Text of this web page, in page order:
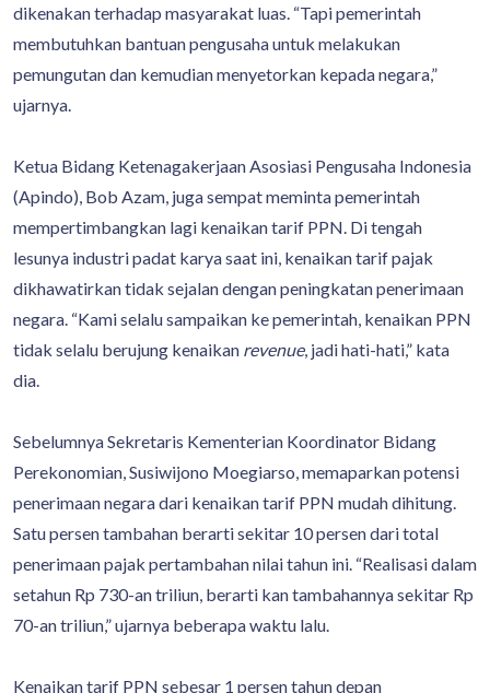
dikenakan terhadap masyarakat luas. “Tapi pemerintah
membutuhkan bantuan pengusaha untuk melakukan
pemungutan dan kemudian menyetorkan kepada negara,”
ujarnya.
Ketua Bidang Ketenagakerjaan Asosiasi Pengusaha Indonesia
(Apindo), Bob Azam, juga sempat meminta pemerintah
mempertimbangkan lagi kenaikan tarif PPN. Di tengah
lesunya industri padat karya saat ini, kenaikan tarif pajak
dikhawatirkan tidak sejalan dengan peningkatan penerimaan
negara. “Kami selalu sampaikan ke pemerintah, kenaikan PPN
tidak selalu berujung kenaikan revenue, jadi hati-hati,” kata
dia.
Sebelumnya Sekretaris Kementerian Koordinator Bidang
Perekonomian, Susiwijono Moegiarso, memaparkan potensi
penerimaan negara dari kenaikan tarif PPN mudah dihitung.
Satu persen tambahan berarti sekitar 10 persen dari total
penerimaan pajak pertambahan nilai tahun ini. “Realisasi dalam
setahun Rp 730-an triliun, berarti kan tambahannya sekitar Rp
70-an triliun,” ujarnya beberapa waktu lalu.
Kenaikan tarif PPN sebesar 1 persen tahun depan